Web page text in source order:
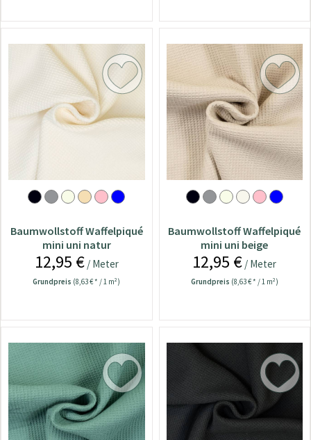
Baumwollstoff Waffelpiqué
mini uni natur
12,95 €/ Meter
Grundpreis (8,63 € * / 1 m²)
Baumwollstoff Waffelpiqué
mini uni beige
12,95 € / Meter
Grundpreis (8,63 € * / 1 m²)